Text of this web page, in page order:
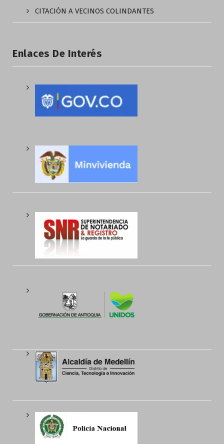
CITACIÓN A VECINOS COLINDANTES
Enlaces De Interés